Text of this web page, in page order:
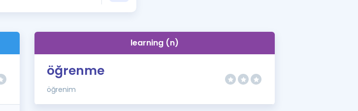
İngilizce Gramer
learning (n)
öğrenme
öğrenim